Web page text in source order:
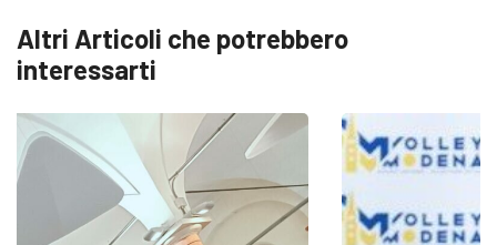
Altri Articoli che potrebbero
interessarti